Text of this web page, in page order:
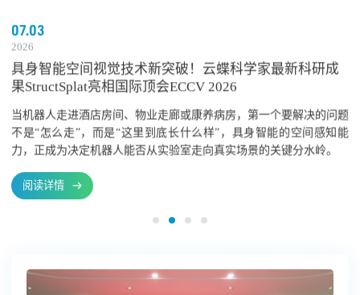
07.03
2026
具身智能空间视觉技术新突破！云蝶科学家最新科研成
果StructSplat亮相国际顶会ECCV 2026
当机器人走进酒店房间、物业走廊或康养病房，第一个要解决的问题
不是“怎么走”，而是“这里到底长什么样”，具身智能的空间感知能
力，正成为决定机器人能否从实验室走向真实场景的关键分水岭。
阅读详情